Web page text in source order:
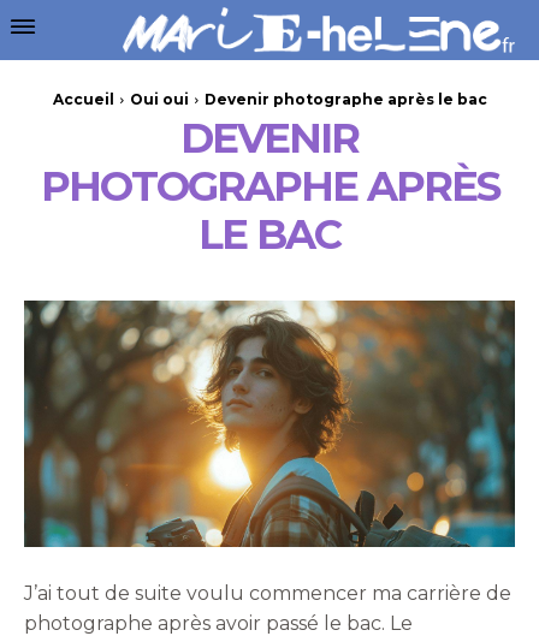
Accueil Oui oui Devenir photographe après le bac
DEVENIR
PHOTOGRAPHE APRÈS
LE BAC
J’ai tout de suite voulu commencer ma carrière de
photographe après avoir passé le bac. Le